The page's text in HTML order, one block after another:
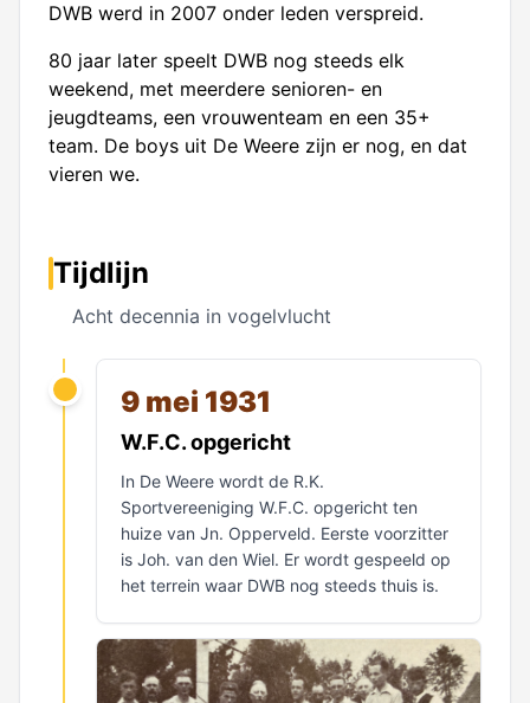
DWB werd in 2007 onder leden verspreid.
80 jaar later speelt DWB nog steeds elk
weekend, met meerdere senioren- en
jeugdteams, een vrouwenteam en een 35+
team. De boys uit De Weere zijn er nog, en dat
vieren we.
Tijdlijn
Acht decennia in vogelvlucht
9 mei 1931
W.F.C. opgericht
In De Weere wordt de R.K.
Sportvereeniging W.F.C. opgericht ten
huize van Jn. Opperveld. Eerste voorzitter
is Joh. van den Wiel. Er wordt gespeeld op
het terrein waar DWB nog steeds thuis is.